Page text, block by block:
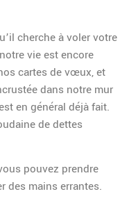
cherche à voler votre
vie est encore
cartes de vœux, et
dans notre mur
en général déjà fait.
de dettes
pouvez prendre
des mains errantes.